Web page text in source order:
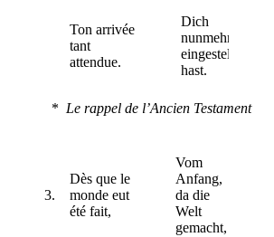
Ton arrivée
tant
attendue.
Dich
nunmehr
eingestellet
hast.
* Le rappel de l’Ancien Testament
3.
Dès que le
monde eut
été fait,
Vom
Anfang,
da die
Welt
gemacht,